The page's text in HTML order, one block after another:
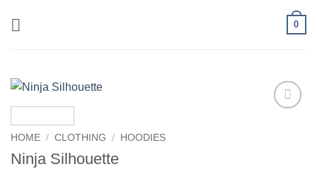
0
HOME / CLOTHING / HOODIES
Ninja Silhouette